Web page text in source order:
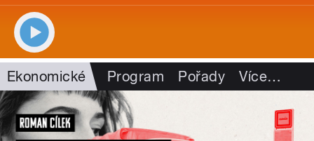
Ekonomické Program Pořady Více…